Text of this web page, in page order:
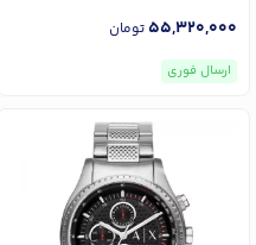
55,320,000تومان
ارسال فوری